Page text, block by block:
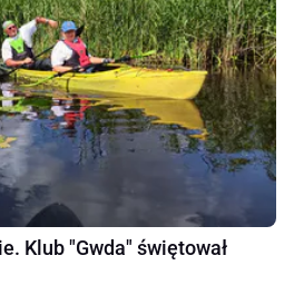
Klub "Gwda" świętował